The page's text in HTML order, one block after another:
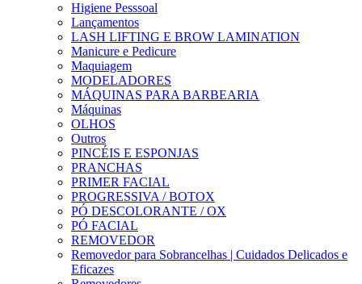
Higiene Pesssoal
Lançamentos
LASH LIFTING E BROW LAMINATION
Manicure e Pedicure
Maquiagem
MODELADORES
MÁQUINAS PARA BARBEARIA
Máquinas
OLHOS
Outros
PINCÉIS E ESPONJAS
PRANCHAS
PRIMER FACIAL
PROGRESSIVA / BOTOX
PÓ DESCOLORANTE / OX
PÓ FACIAL
REMOVEDOR
Removedor para Sobrancelhas | Cuidados Delicados e
Eficazes